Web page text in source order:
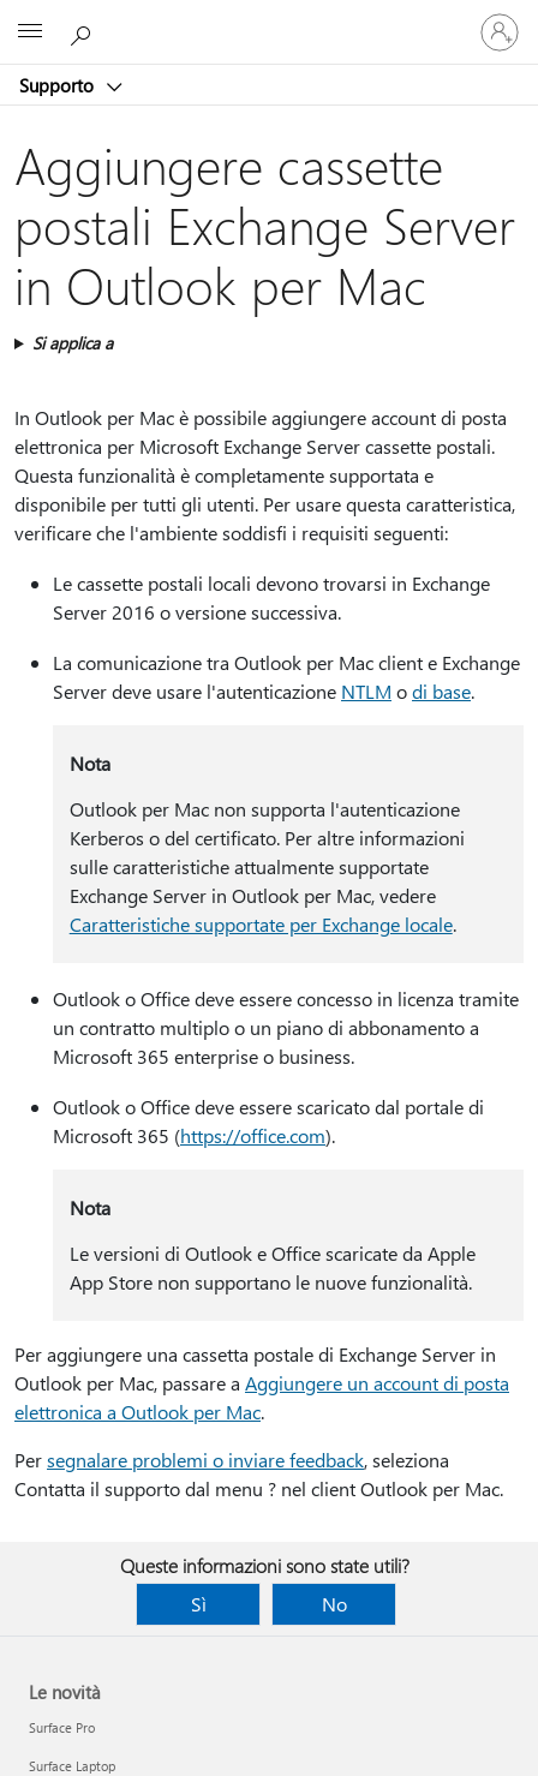
Supporto
Accedi
con
il
account
Aggiungere cassette
postali Exchange Server
in Outlook per Mac
Si applica a
In Outlook per Mac è possibile aggiungere account di posta
elettronica per Microsoft Exchange Server cassette postali.
Questa funzionalità è completamente supportata e
disponibile per tutti gli utenti. Per usare questa caratteristica,
verificare che l'ambiente soddisfi i requisiti seguenti:
Le cassette postali locali devono trovarsi in Exchange
Server 2016 o versione successiva.
La comunicazione tra Outlook per Mac client e Exchange
Server deve usare l'autenticazione NTLM odi base.
Nota
Outlook per Mac non supporta l'autenticazione
Kerberos o del certificato. Per altre informazioni
sulle caratteristiche attualmente supportate
Exchange Server in Outlook per Mac, vedere
Caratteristiche supportate per Exchange locale.
Outlook o Office deve essere concesso in licenza tramite
un contratto multiplo o un piano di abbonamento a
Microsoft 365 enterprise o business.
Outlook o Office deve essere scaricato dal portale di
Microsoft 365 (https://office.com).
Nota
Le versioni di Outlook e Office scaricate da Apple
App Store non supportano le nuove funzionalità.
Per aggiungere una cassetta postale di Exchange Server in
Outlook per Mac, passare a Aggiungere un account di posta
elettronica a Outlook per Mac.
Persegnalare problemi o inviare feedback, seleziona
Contatta il supporto dal menu ? nel client Outlook per Mac.
Queste informazioni sono state utili?
Sì
No
Le novità
Surface Pro
Surface Laptop